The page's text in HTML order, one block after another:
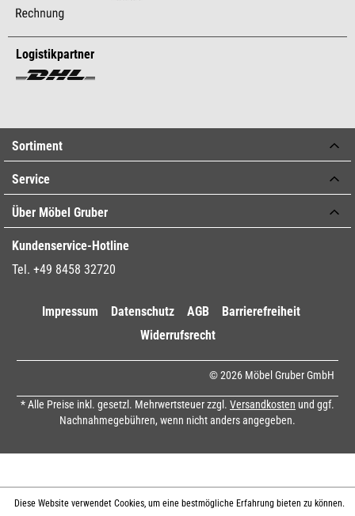
Logistikpartner
Sortiment
Service
Über Möbel Gruber
Kundenservice-Hotline
Tel. +49 8458 32720
Impressum Datenschutz AGB
Barrierefreiheit
Widerrufsrecht
© 2026 Möbel Gruber GmbH
* Alle Preise inkl. gesetzl. Mehrwertsteuer zzgl. Versandkosten und ggf.
Nachnahmegebühren, wenn nicht anders angegeben.
Diese Website verwendet Cookies, um eine bestmögliche Erfahrung bieten zu können.